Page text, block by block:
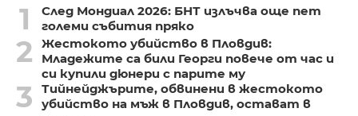
1
След Мондиал 2026: БНТ излъчва още пет
големи събития пряко
2
Жестокото убийство в Пловдив:
Младежите са били Георги повече от час и
си купили дюнери с парите му
3
Тийнейджърите, обвинени в жестокото
убийство на мъж в Пловдив, остават в